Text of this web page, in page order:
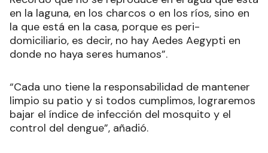
en la laguna, en los charcos o en los ríos, sino en
la que está en la casa, porque es peri-
domiciliario, es decir, no hay Aedes Aegypti en
donde no haya seres humanos”.
“Cada uno tiene la responsabilidad de mantener
limpio su patio y si todos cumplimos, lograremos
bajar el índice de infección del mosquito y el
control del dengue”, añadió.